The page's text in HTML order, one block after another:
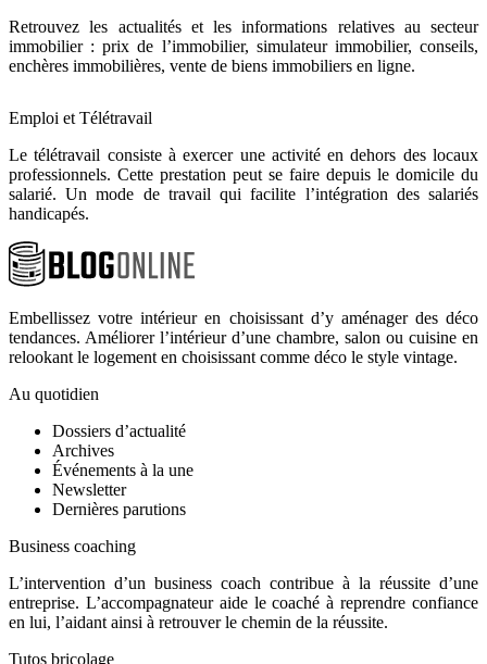
Retrouvez les actualités et les informations relatives au secteur
immobilier : prix de l’immobilier, simulateur immobilier, conseils,
enchères immobilières, vente de biens immobiliers en ligne.
Emploi et Télétravail
Le télétravail consiste à exercer une activité en dehors des locaux
professionnels. Cette prestation peut se faire depuis le domicile du
salarié. Un mode de travail qui facilite l’intégration des salariés
handicapés.
Embellissez votre intérieur en choisissant d’y aménager des déco
tendances. Améliorer l’intérieur d’une chambre, salon ou cuisine en
relookant le logement en choisissant comme déco le style vintage.
Au quotidien
Dossiers d’actualité
Archives
Événements à la une
Newsletter
Dernières parutions
Business coaching
L’intervention d’un business coach contribue à la réussite d’une
entreprise. L’accompagnateur aide le coaché à reprendre confiance
en lui, l’aidant ainsi à retrouver le chemin de la réussite.
Tutos bricolage